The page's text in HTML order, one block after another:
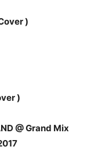
)
)
@ Grand Mix